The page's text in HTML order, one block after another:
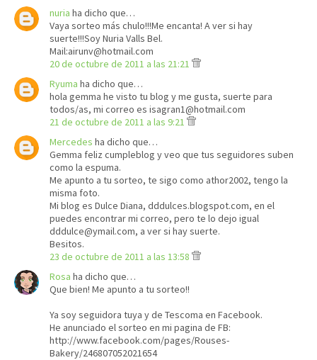
nuria ha dicho que…
Vaya sorteo más chulo!!!Me encanta! A ver si hay
suerte!!!Soy Nuria Valls Bel.
Mail:airunv@hotmail.com
20 de octubre de 2011 a las 21:21
Ryuma ha dicho que…
hola gemma he visto tu blog y me gusta, suerte para
todos/as, mi correo es isagran1@hotmail.com
21 de octubre de 2011 a las 9:21
Mercedes ha dicho que…
Gemma feliz cumpleblog y veo que tus seguidores suben
como la espuma.
Me apunto a tu sorteo, te sigo como athor2002, tengo la
misma foto.
Mi blog es Dulce Diana, dddulces.blogspot.com, en el
puedes encontrar mi correo, pero te lo dejo igual
dddulce@ymail.com, a ver si hay suerte.
Besitos.
23 de octubre de 2011 a las 13:58
Rosa ha dicho que…
Que bien! Me apunto a tu sorteo!!
Ya soy seguidora tuya y de Tescoma en Facebook.
He anunciado el sorteo en mi pagina de FB:
http://www.facebook.com/pages/Rouses-
Bakery/246807052021654